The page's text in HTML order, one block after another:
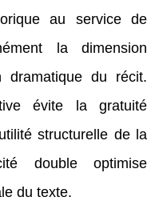
au service de
la dimension
dramatique du récit.
évite la gratuité
structurelle de la
double optimise
du texte.